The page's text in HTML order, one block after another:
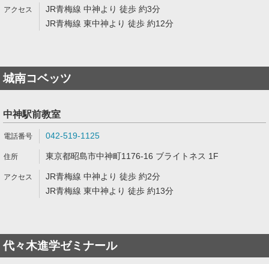
JR青梅線 中神より 徒歩 約3分
JR青梅線 東中神より 徒歩 約12分
城南コベッツ
中神駅前教室
042-519-1125
東京都昭島市中神町1176-16 ブライトネス 1F
JR青梅線 中神より 徒歩 約2分
JR青梅線 東中神より 徒歩 約13分
代々木進学ゼミナール